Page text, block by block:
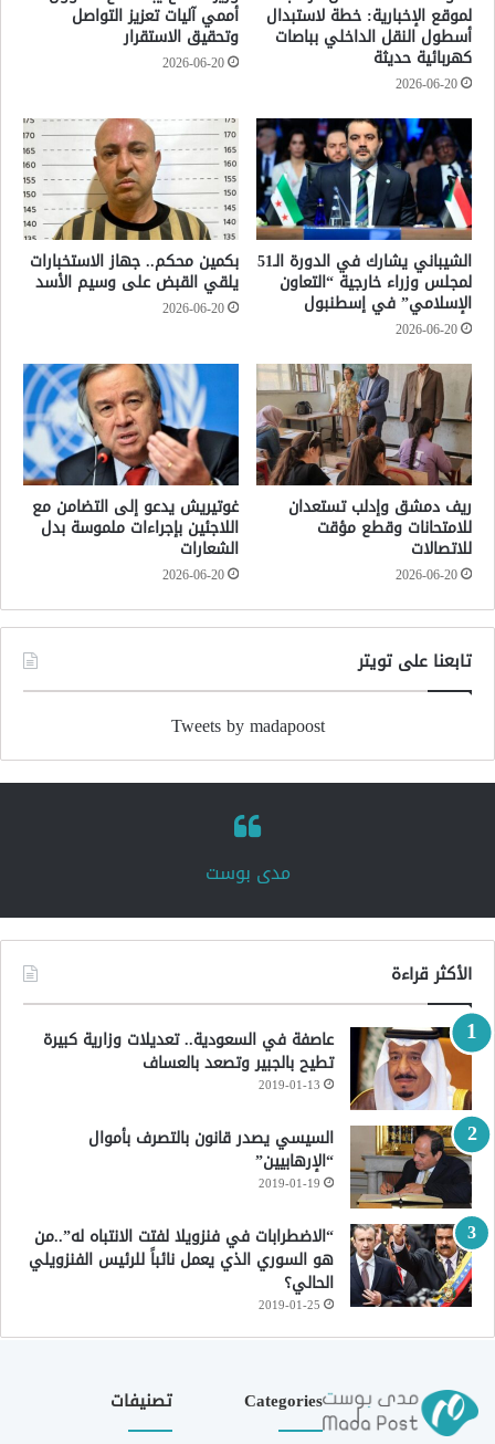
لموقع الإخبارية: خطة لاستبدال
أسطول النقل الداخلي بباصات
كهربائية حديثة
2026-06-20
أممي آليات تعزيز التواصل
وتحقيق الاستقرار
2026-06-20
الشيباني يشارك في الدورة الـ51
لمجلس وزراء خارجية “التعاون
الإسلامي” في إسطنبول
2026-06-20
بكمين محكم.. جهاز الاستخبارات
يلقي القبض على وسيم الأسد
2026-06-20
ريف دمشق وإدلب تستعدان
للامتحانات وقطع مؤقت
للاتصالات
2026-06-20
غوتيريش يدعو إلى التضامن مع
اللاجئين بإجراءات ملموسة بدل
الشعارات
2026-06-20
تابعنا على تويتر
Tweets by madapoost
‏مدى بوست‏
الأكثر قراءة
عاصفة في السعودية.. تعديلات وزارية كبيرة
تطيح بالجبير وتصعد بالعساف
2019-01-13
السيسي يصدر قانون بالتصرف بأموال
“الإرهابيين”
2019-01-19
“الاضطرابات في فنزويلا لفتت الانتباه له”..من
هو السوري الذي يعمل نائباً للرئيس الفنزويلي
الحالي؟
2019-01-25
Categories تصنيفات